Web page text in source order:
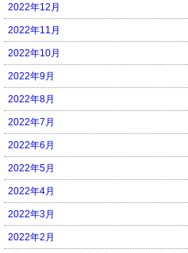
2022年12月
2022年11月
2022年10月
2022年9月
2022年8月
2022年7月
2022年6月
2022年5月
2022年4月
2022年3月
2022年2月